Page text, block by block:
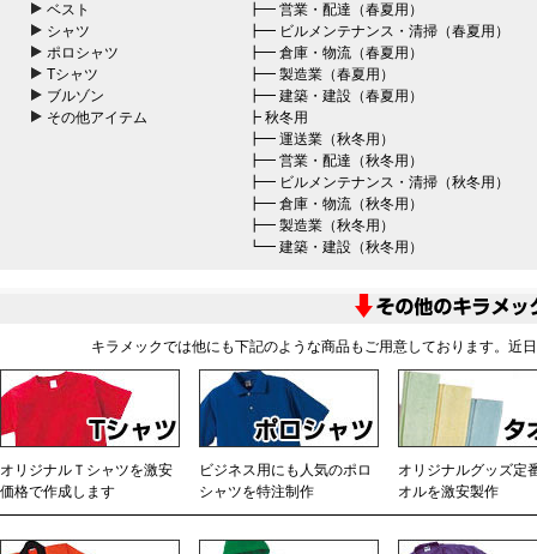
ベスト
シャツ
ポロシャツ
Tシャツ
ブルゾン
その他アイテム
┣━営業・配達（春夏用）
┣━ ビルメンテナンス・清掃（春夏用）
┣━倉庫・物流（春夏用）
┣━製造業（春夏用）
┣━建築・建設（春夏用）
┣秋冬用
┣━運送業（秋冬用）
┣━営業・配達（秋冬用）
┣━ ビルメンテナンス・清掃（秋冬用）
┣━倉庫・物流（秋冬用）
┣━製造業（秋冬用）
┗━建築・建設（秋冬用）
キラメックでは他にも下記のような商品もご用意しております。近
オリジナルＴシャツを激安
価格で作成します
ビジネス用にも人気のポロ
シャツを特注制作
オリジナルグッズ定
オルを激安製作